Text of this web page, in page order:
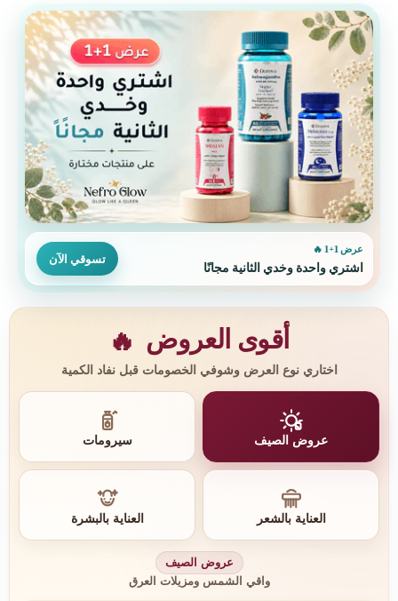
عرض 1+1 🔥
اشتري واحدة وخدي الثانية مجانًا
تسوقي الآن
أقوى العروض 🔥
اختاري نوع العرض وشوفي الخصومات قبل نفاد الكمية
عروض الصيف سيرومات
العناية بالشعر العناية بالبشرة
عروض الصيف
واقي الشمس ومزيلات العرق